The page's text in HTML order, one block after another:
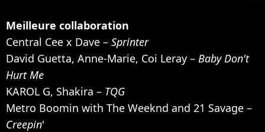
Meilleure collaboration
Central Cee x Dave – Sprinter
David Guetta, Anne-Marie, Coi Leray – Baby Don't
Hurt Me
KAROL G, Shakira – TQG
Metro Boomin with The Weeknd and 21 Savage –
Creepin'